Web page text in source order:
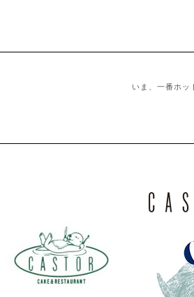
いま、一番ホッ